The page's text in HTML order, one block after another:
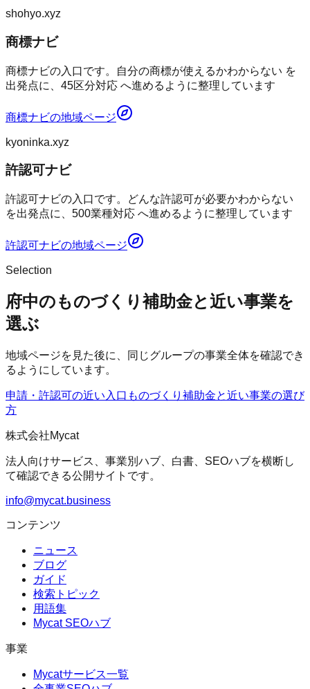
shohyo.xyz
商標ナビ
商標ナビの入口です。自分の商標が使えるかわからない を
出発点に、45区分対応 へ進めるように整理しています
商標ナビの地域ページ
kyoninka.xyz
許認可ナビ
許認可ナビの入口です。どんな許認可が必要かわからない
を出発点に、500業種対応 へ進めるように整理しています
許認可ナビの地域ページ
Selection
府中のものづくり補助金と近い事業を
選ぶ
地域ページを見た後に、同じグループの事業全体を確認でき
るようにしています。
申請・許認可の近い入口 ものづくり補助金と近い事業の選び
方
株式会社Mycat
法人向けサービス、事業別ハブ、白書、SEOハブを横断し
て確認できる公開サイトです。
info@mycat.business
コンテンツ
ニュース
ブログ
ガイド
検索トピック
用語集
Mycat SEOハブ
事業
Mycatサービス一覧